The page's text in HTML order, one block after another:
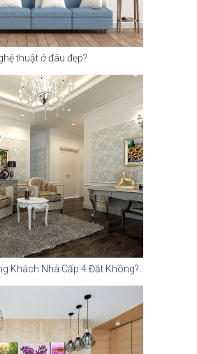
thuật ở đâu đẹp?
Khách Nhà Cấp 4 Đắt Không?